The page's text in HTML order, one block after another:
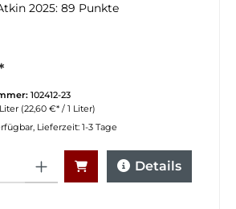
2025: 89 Punkte
102412-23
(22,60 €* / 1 Liter)
Lieferzeit: 1-3 Tage
Details